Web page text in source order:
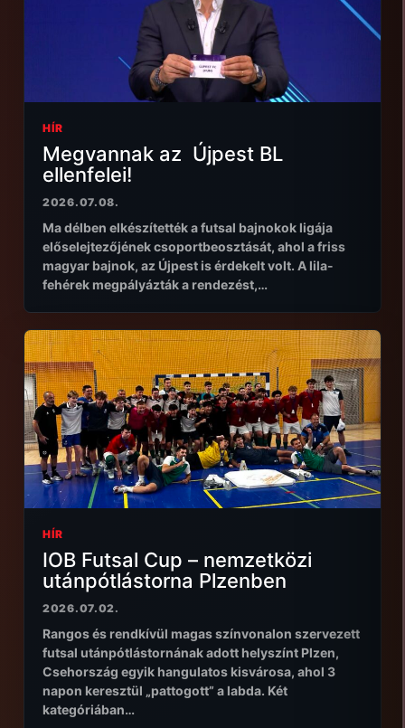
HÍR
Megvannak az Újpest BL
ellenfelei!
2026.07.08.
Ma délben elkészítették a futsal bajnokok ligája
előselejtezőjének csoportbeosztását, ahol a friss
magyar bajnok, az Újpest is érdekelt volt. A lila-
fehérek megpályázták a rendezést,…
HÍR
IOB Futsal Cup – nemzetközi
utánpótlástorna Plzenben
2026.07.02.
Rangos és rendkívül magas színvonalon szervezett
futsal utánpótlástornának adott helyszínt Plzen,
Csehország egyik hangulatos kisvárosa, ahol 3
napon keresztül „pattogott” a labda. Két
kategóriában…